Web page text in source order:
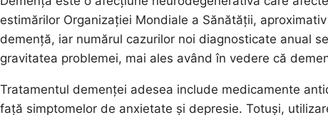
estimărilor Organizației Mondiale a Sănătății,
demență, iar numărul cazurilor noi diagnosticate anual
gravitatea problemei, mai ales având în vedere că
Tratamentul demenței adesea include medicamente
față simptomelor de anxietate și depresie. Totuși,